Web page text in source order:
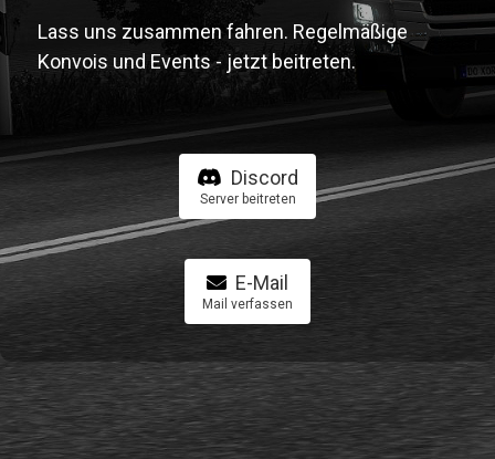
Lass uns zusammen fahren. Regelmäßige
Konvois und Events - jetzt beitreten.
Discord
Server beitreten
E-Mail
Mail verfassen